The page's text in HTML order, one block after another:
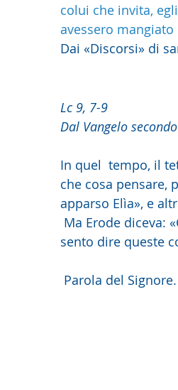
colui che invita,
avessero
Dai «Discorsi» di
Lc 9, 7-9
Dal Vangelo
In quel  tempo, il
che cosa pensare,
apparso Elìa», e
sento dire queste
Parola del Signore.